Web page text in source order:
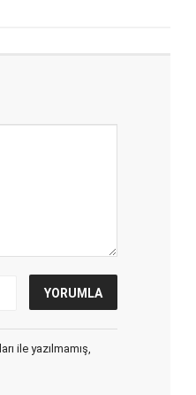
ile yazılmamış,